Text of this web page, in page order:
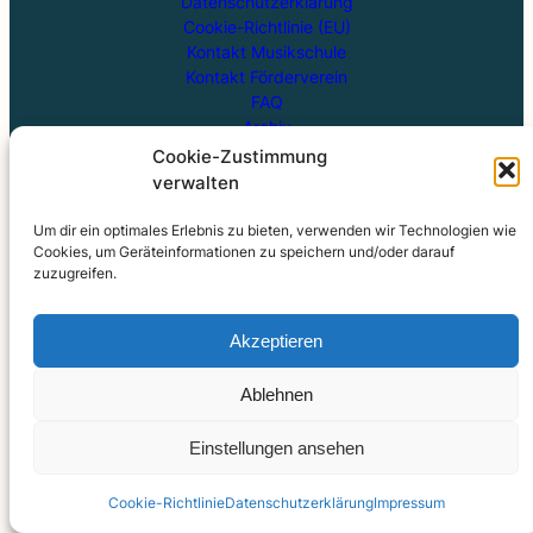
Cookie-Zustimmung
verwalten
Um dir ein optimales Erlebnis zu bieten, verwenden wir Technologien wie
Cookies, um Geräteinformationen zu speichern und/oder darauf
zuzugreifen.
Akzeptieren
Ablehnen
Einstellungen ansehen
Coo­kie-Richt­li­nieDaten­schutz­er­klä­rungImpres­sum
Cookie-Richtlinie (EU)
Kontakt Musikschule
Kontakt Förderverein
FAQ
Archiv
Verein der Freunde und Förderer der Musikschule "Gottfried
Vorsitzender: Hanfried Treffurth | IBAN: DE35 8005 3722
0030 6401 79 | BIC: NOLADE21BTF